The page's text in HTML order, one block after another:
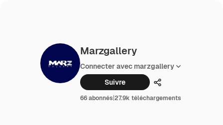
Marzgallery
Connecter avec marzgallery
Suivre
Partager
66 abonnés|27.9k téléchargements